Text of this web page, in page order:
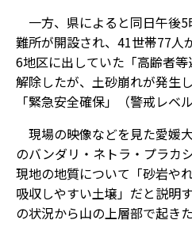
一方、県によると同日午後
難所が開設され、41世帯77人
6地区に出していた「高齢者
解除したが、土砂崩れが発生
「緊急安全確保」（警戒レベ
現場の映像などを見た愛媛
のバンダリ・ネトラ・プラカ
現地の地質について「砂岩や
吸収しやすい土壌」だと説明
の状況から山の上層部で起き